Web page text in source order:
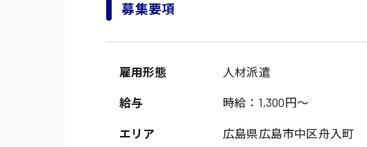
募集要項
雇用形態 人材派遣
給与 時給：1,300円～
エリア 広島県広島市中区舟入町